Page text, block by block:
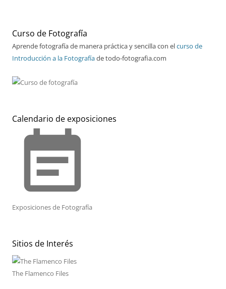
Curso de Fotografía
Aprende fotografía de manera práctica y sencilla con elcurso de
Introducción a la Fotografíade todo-fotografia.com
Calendario de exposiciones
event_note
Exposiciones de Fotografía
Sitios de Interés
The Flamenco Files